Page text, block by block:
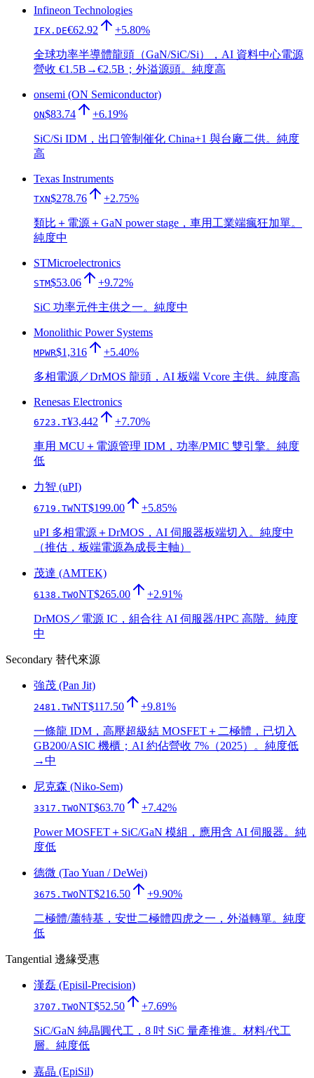
Infineon Technologies
IFX.DE€62.92 +5.80%
全球功率半導體龍頭（GaN/SiC/Si），AI 資料中心電源
營收 €1.5B→€2.5B；外溢源頭。純度高
onsemi (ON Semiconductor)
ON$83.74 +6.19%
SiC/Si IDM，出口管制催化 China+1 與台廠二供。純度
高
Texas Instruments
TXN$278.76 +2.75%
類比＋電源＋GaN power stage，車用工業端瘋狂加單。
純度中
STMicroelectronics
STM$53.06 +9.72%
SiC 功率元件主供之一。純度中
Monolithic Power Systems
MPWR$1,316 +5.40%
多相電源／DrMOS 龍頭，AI 板端 Vcore 主供。純度高
Renesas Electronics
6723.T¥3,442 +7.70%
車用 MCU＋電源管理 IDM，功率/PMIC 雙引擎。純度
低
力智 (uPI)
6719.TWNT$199.00 +5.85%
uPI 多相電源＋DrMOS，AI 伺服器板端切入。純度中
（推估，板端電源為成長主軸）
茂達 (AMTEK)
6138.TWONT$265.00 +2.91%
DrMOS／電源 IC，組合往 AI 伺服器/HPC 高階。純度
中
Secondary 替代來源
強茂 (Pan Jit)
2481.TWNT$117.50 +9.81%
一條龍 IDM，高壓超級結 MOSFET＋二極體，已切入
GB200/ASIC 機櫃；AI 約佔營收 7%（2025）。純度低
→中
尼克森 (Niko-Sem)
3317.TWONT$63.70 +7.42%
Power MOSFET＋SiC/GaN 模組，應用含 AI 伺服器。純
度低
德微 (Tao Yuan / DeWei)
3675.TWONT$216.50 +9.90%
二極體/蕭特基，安世二極體四虎之一，外溢轉單。純度
低
Tangential 邊緣受惠
漢磊 (Episil-Precision)
3707.TWONT$52.50 +7.69%
SiC/GaN 純晶圓代工，8 吋 SiC 量產推進。材料/代工
層。純度低
嘉晶 (EpiSil)